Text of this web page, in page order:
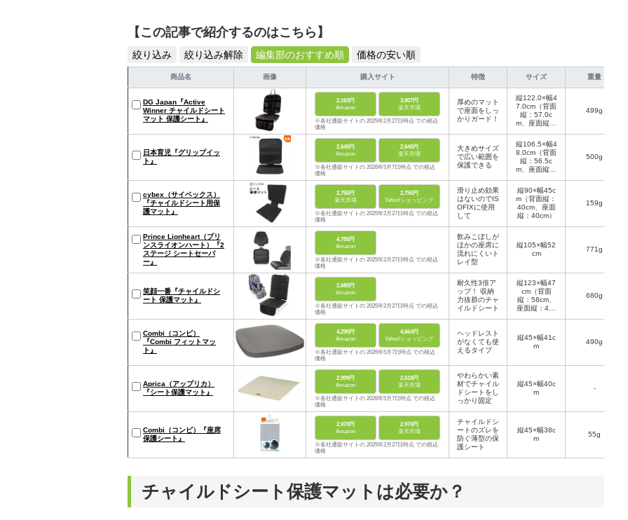
【この記事で紹介するのはこちら】
絞り込み 絞り込み解除 編集部のおすすめ順 価格の安い順
商品名 画像 購入サイト 特徴 サイズ 重量
DG Japan『Active
Winner チャイルドシート
マット 保護シート』
2,163円
Amazon
3,807円
楽天市場
※各社通販サイトの 2025年2月27日時点 での税込
価格
厚めのマット
で座面をしっ
かりガード！
縦122.0×幅4
7.0cm（背面
縦：57.0c
m、座面縦：
499g
日本育児『グリップイッ
ト』
2,640円
Amazon
2,640円
楽天市場
※各社通販サイトの 2026年5月7日時点 での税込
価格
大きめサイズ
で広い範囲を
保護できる
縦106.5×幅4
8.0cm（背面
縦：56.5c
m、座面縦：
500g
cybex（サイベックス）
『チャイルドシート用保
護マット』
2,750円
楽天市場
2,750円
Yahoo!ショッピング
※各社通販サイトの 2025年2月27日時点 での税込
価格
滑り止め効果
はないのでIS
OFIXに使用
して
縦90×幅45c
m（背面縦：
40cm、座面
縦：40cm）
159g
Prince Lionheart（プリ
ンスライオンハート）『2
ステージ シートセーバ
ー』
4,780円
Amazon
※各社通販サイトの 2025年2月27日時点 での税込
価格
飲みこぼしが
ほかの座席に
流れにくいト
レイ型
縦105×幅52
cm
771g
笑顔一番『チャイルドシ
ート 保護マット』
2,680円
Amazon
※各社通販サイトの 2025年2月27日時点 での税込
価格
耐久性3倍ア
ップ！ 収納
力抜群のチャ
イルドシート
縦123×幅47
cm（背面
縦：58cm、
座面縦：43c
680g
Combi（コンビ）
『Combi フィットマッ
ト』
4,290円
Amazon
4,664円
Yahoo!ショッピング
※各社通販サイトの 2026年5月7日時点 での税込
価格
ヘッドレスト
がなくても使
えるタイプ
縦45×幅41c
m
490g
Aprica（アップリカ）
『シート保護マット』
2,999円
Amazon
2,619円
楽天市場
※各社通販サイトの 2026年5月7日時点 での税込
価格
やわらかい素
材でチャイル
ドシートをし
っかり固定
縦45×幅40c
m
-
Combi（コンビ）『座席
保護シート』
2,970円
Amazon
2,970円
楽天市場
※各社通販サイトの 2025年2月27日時点 での税込
価格
チャイルドシ
ートのズレを
防ぐ薄型の保
護シート
縦45×幅38c
m
55g
チャイルドシート保護マットは必要か？